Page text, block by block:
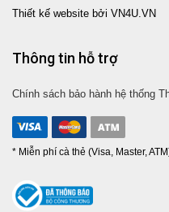
Thiết kế website bởi VN4U.VN
Thông tin hỗ trợ
Chính sách bảo hành hệ thống
* Miễn phí cà thẻ (Visa, Master,